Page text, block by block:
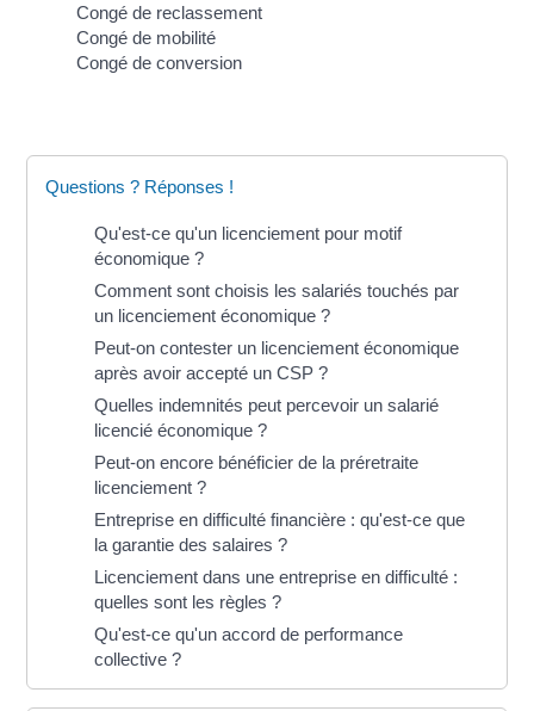
Congé de reclassement
Congé de mobilité
Congé de conversion
Questions ? Réponses !
Qu'est-ce qu'un licenciement pour motif
économique ?
Comment sont choisis les salariés touchés par
un licenciement économique ?
Peut-on contester un licenciement économique
après avoir accepté un CSP ?
Quelles indemnités peut percevoir un salarié
licencié économique ?
Peut-on encore bénéficier de la préretraite
licenciement ?
Entreprise en difficulté financière : qu'est-ce que
la garantie des salaires ?
Licenciement dans une entreprise en difficulté :
quelles sont les règles ?
Qu'est-ce qu'un accord de performance
collective ?